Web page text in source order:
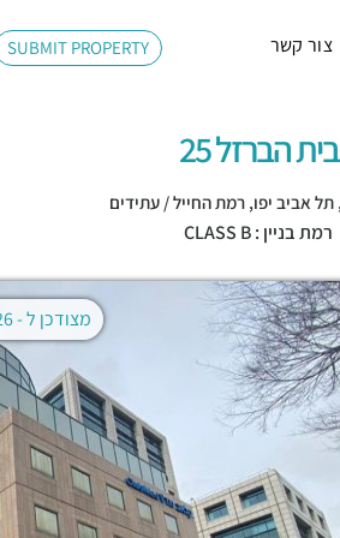
SUBMIT PROPERTY צור קשר
בית הברזל 25
תל אביב יפו,רמת החייל / עתידים
רמת בניין : CLASS B
מצודכן ל -